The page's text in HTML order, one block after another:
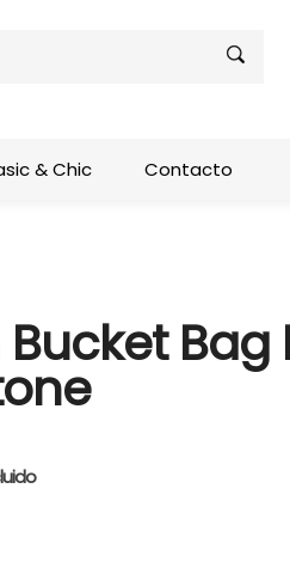
& Chic Contacto
Bag